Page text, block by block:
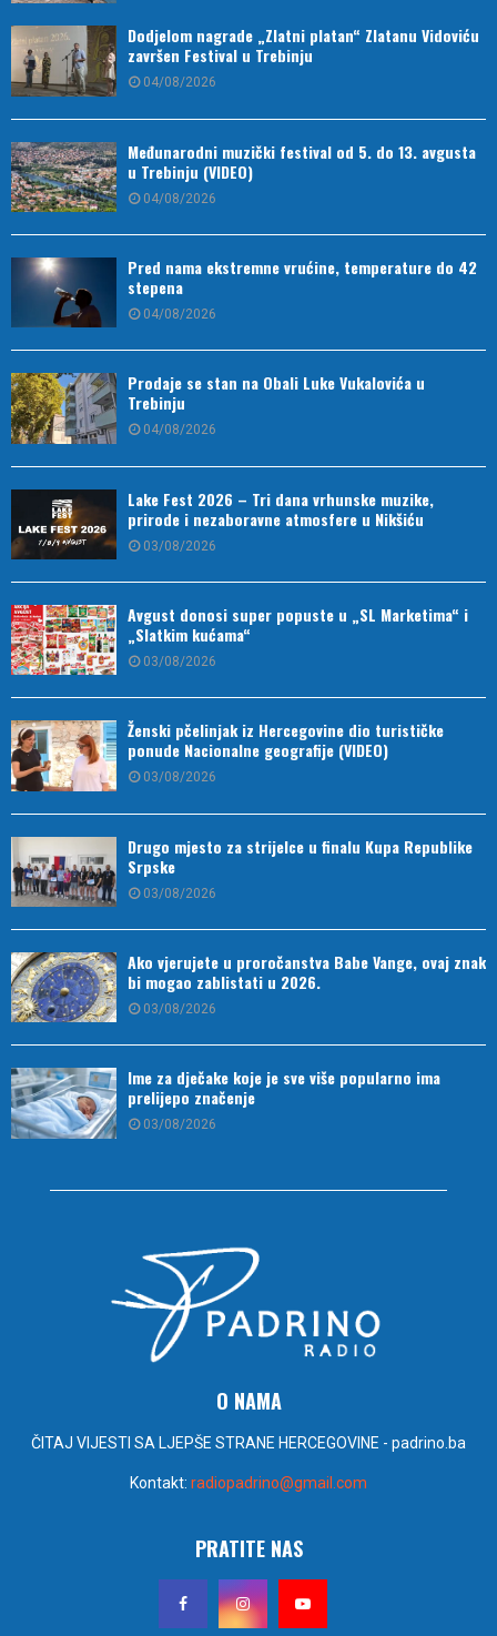
Dodjelom nagrade „Zlatni platan“ Zlatanu Vidoviću
završen Festival u Trebinju
04/08/2026
Međunarodni muzički festival od 5. do 13. avgusta
u Trebinju (VIDEO)
04/08/2026
Pred nama ekstremne vrućine, temperature do 42
stepena
04/08/2026
Prodaje se stan na Obali Luke Vukalovića u
Trebinju
04/08/2026
Lake Fest 2026 – Tri dana vrhunske muzike,
prirode i nezaboravne atmosfere u Nikšiću
03/08/2026
Avgust donosi super popuste u „SL Marketima“ i
„Slatkim kućama“
03/08/2026
Ženski pčelinjak iz Hercegovine dio turističke
ponude Nacionalne geografije (VIDEO)
03/08/2026
Drugo mjesto za strijelce u finalu Kupa Republike
Srpske
03/08/2026
Ako vjerujete u proročanstva Babe Vange, ovaj znak
bi mogao zablistati u 2026.
03/08/2026
Ime za dječake koje je sve više popularno ima
prelijepo značenje
03/08/2026
O NAMA
ČITAJ VIJESTI SA LJEPŠE STRANE HERCEGOVINE - padrino.ba
Kontakt: radiopadrino@gmail.com
PRATITE NAS